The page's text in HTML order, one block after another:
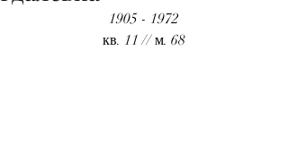
1905 - 1972
кв. 11 // м. 68